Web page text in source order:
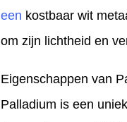
een kostbaar wit
om zijn lichtheid en
Eigenschappen van
Palladium is een